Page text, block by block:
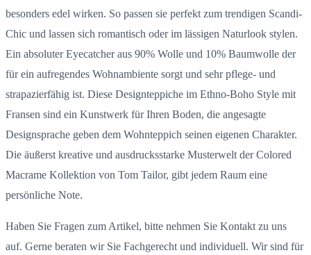
besonders edel wirken. So passen sie perfekt zum trendigen Scandi-
Chic und lassen sich romantisch oder im lässigen Naturlook stylen.
Ein absoluter Eyecatcher aus 90% Wolle und 10% Baumwolle der
für ein aufregendes Wohnambiente sorgt und sehr pflege- und
strapazierfähig ist. Diese Designteppiche im Ethno-Boho Style mit
Fransen sind ein Kunstwerk für Ihren Boden, die angesagte
Designsprache geben dem Wohnteppich seinen eigenen Charakter.
Die äußerst kreative und ausdrucksstarke Musterwelt der Colored
Macrame Kollektion von Tom Tailor, gibt jedem Raum eine
persönliche Note.
Haben Sie Fragen zum Artikel, bitte nehmen Sie Kontakt zu uns
auf. Gerne beraten wir Sie Fachgerecht und individuell. Wir sind für